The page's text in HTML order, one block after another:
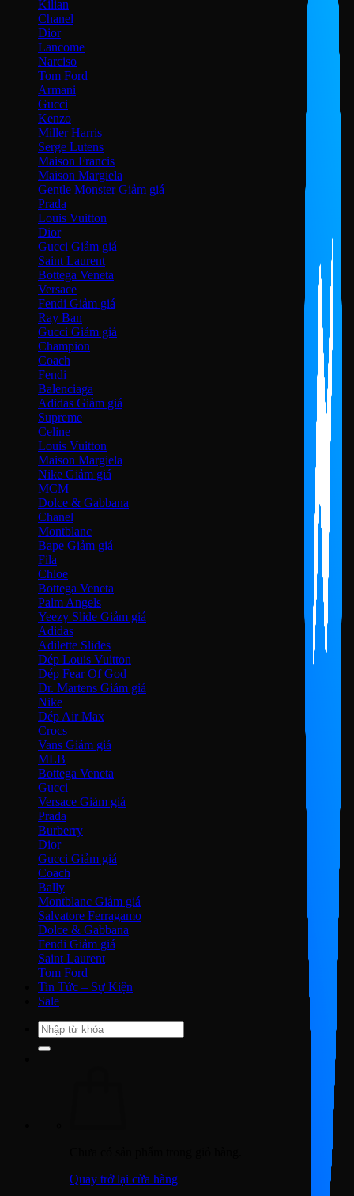
Kilian
Chanel
Dior
Lancome
Narciso
Tom Ford
Armani
Gucci
Kenzo
Miller Harris
Serge Lutens
Maison Francis
Maison Margiela
Gentle Monster
Prada
Louis Vuitton
Dior
Gucci
Saint Laurent
Bottega Veneta
Versace
Fendi
Ray Ban
Gucci
Champion
Coach
Fendi
Balenciaga
Adidas
Supreme
Celine
Louis Vuitton
Maison Margiela
Nike
MCM
Dolce & Gabbana
Chanel
Montblanc
Bape
Fila
Chloe
Bottega Veneta
Palm Angels
Yeezy Slide
Adidas
Adilette Slides
Dép Louis Vuitton
Dép Fear Of God
Dr. Martens
Nike
Dép Air Max
Crocs
Vans
MLB
Bottega Veneta
Gucci
Versace
Prada
Burberry
Dior
Gucci
Coach
Bally
Montblanc
Salvatore Ferragamo
Dolce & Gabbana
Fendi
Saint Laurent
Tom Ford
Tin Tức – Sự Kiện
Sale
Tìm
kiếm:
Quay trở lại cửa hàng